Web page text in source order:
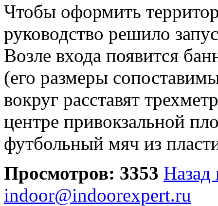
Чтобы оформить
руководство решило
Возле входа появится
(его размеры
вокруг расставят
центре привокзальной
футбольный мяч из
Просмотров: 3353 Назад
indoor@indoorexpert.ru